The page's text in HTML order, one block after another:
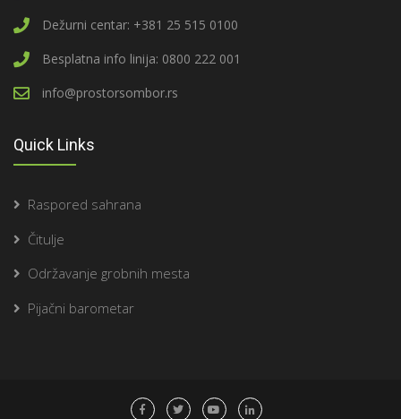
Dežurni centar: +381 25 515 0100
Besplatna info linija: 0800 222 001
info@prostorsombor.rs
Quick Links
Raspored sahrana
Čitulje
Održavanje grobnih mesta
Pijačni barometar